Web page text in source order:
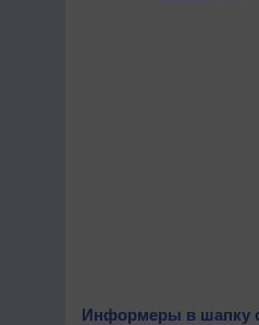
Информеры в шапку